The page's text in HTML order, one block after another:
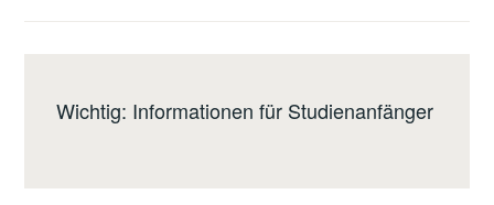
KELLERBRAND
Wichtig: Informationen für Studienanfänger